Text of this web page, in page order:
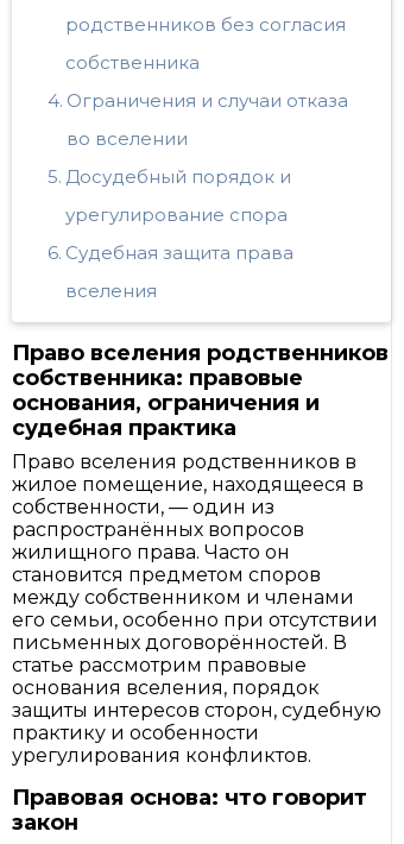
родственников без согласия
собственника
Ограничения и случаи отказа
во вселении
Досудебный порядок и
урегулирование спора
Судебная защита права
вселения
Право вселения родственников
собственника: правовые
основания, ограничения и
судебная практика
Право вселения родственников в
жилое помещение, находящееся в
собственности, — один из
распространённых вопросов
жилищного права. Часто он
становится предметом споров
между собственником и членами
его семьи, особенно при отсутствии
письменных договорённостей. В
статье рассмотрим правовые
основания вселения, порядок
защиты интересов сторон, судебную
практику и особенности
урегулирования конфликтов.
Правовая основа: что говорит
закон